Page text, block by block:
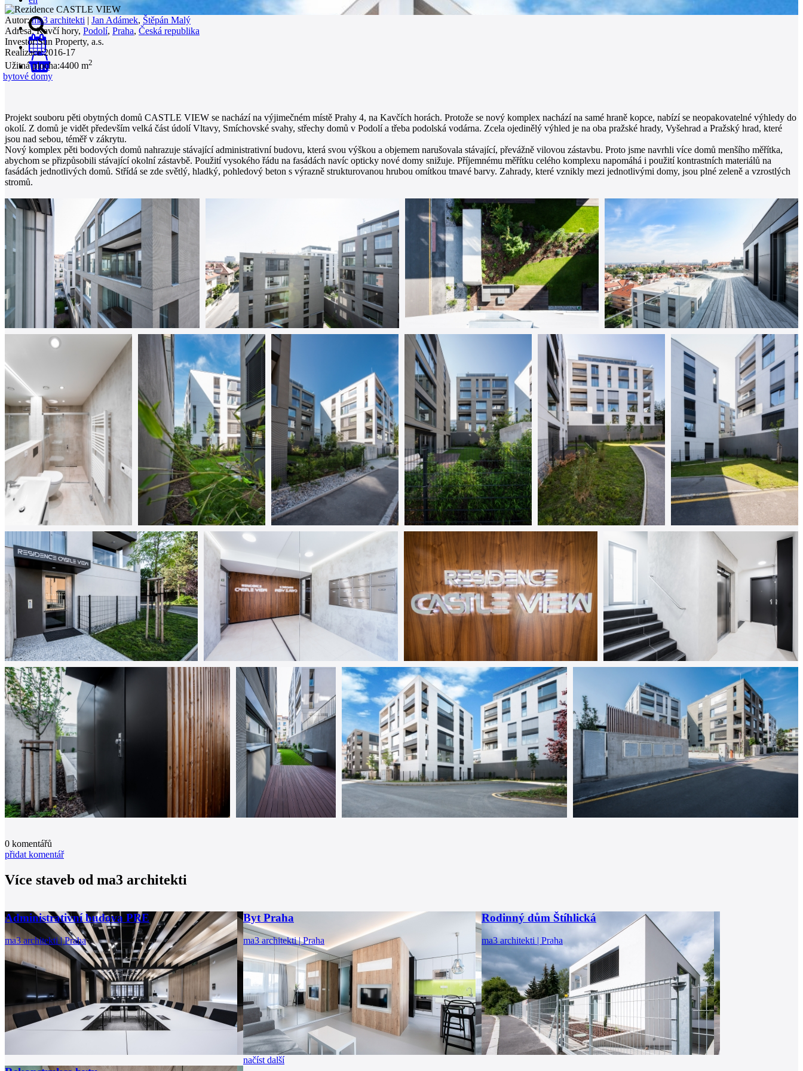
0
Autor: ma3 architekti | Jan Adámek, Štěpán Malý
Adresa:Kavčí hory, Podolí, Praha, Česká republika
Investor:Sun Property, a.s.
Realizace:2016-17
Užitná plocha:4400 m2
bytové domy
Projekt souboru pěti obytných domů CASTLE VIEW se nachází na výjimečném místě Prahy 4, na Kavčích horách. Protože se nový komplex nachází na samé hraně kopce, nabízí se neopakovatelné výhledy do
okolí. Z domů je vidět především velká část údolí Vltavy, Smíchovské svahy, střechy domů v Podolí a třeba podolská vodárna. Zcela ojedinělý výhled je na oba pražské hrady, Vyšehrad a Pražský hrad, které
jsou nad sebou, téměř v zákrytu.
Nový komplex pěti bodových domů nahrazuje stávající administrativní budovu, která svou výškou a objemem narušovala stávající, převážně vilovou zástavbu. Proto jsme navrhli více domů menšího měřítka,
abychom se přizpůsobili stávající okolní zástavbě. Použití vysokého řádu na fasádách navíc opticky nové domy snižuje. Příjemnému měřítku celého komplexu napomáhá i použití kontrastních materiálů na
fasádách jednotlivých domů. Střídá se zde světlý, hladký, pohledový beton s výrazně strukturovanou hrubou omítkou tmavé barvy. Zahrady, které vznikly mezi jednotlivými domy, jsou plné zeleně a vzrostlých
stromů.
0 komentářů
přidat komentář
Více staveb od ma3 architekti
Administrativní budova PRE
ma3 architekti | Praha
Byt Praha
ma3 architekti | Praha
Rodinný dům Štíhlická
ma3 architekti | Praha
načíst další